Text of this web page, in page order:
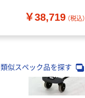
￥38,719 （税込）
類似スペック品を探す